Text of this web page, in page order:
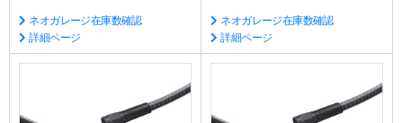
ネオガレージ在庫数確認
詳細ページ
ネオガレージ在庫数確認
詳細ページ